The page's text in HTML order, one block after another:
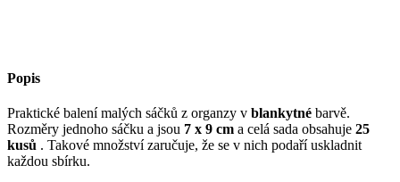
Popis
Praktické balení malých sáčků z organzy v blankytné barvě.
Rozměry jednoho sáčku a jsou 7 x 9 cm a celá sada obsahuje 25
kusů . Takové množství zaručuje, že se v nich podaří uskladnit
každou sbírku.